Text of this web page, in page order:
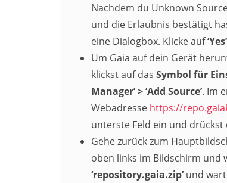
Nachdem du Unknown
und die Erlaubnis bestätigt
eine Dialogbox. Klicke auf‘Yes’
Um Gaia auf dein Gerät
klickst auf das Symbol für
Manager’ > ‘Add Source’. Im
Webadresse https://
unterste Feld ein und drückst
Gehe zurück zum
oben links im Bildschirm und
‘repository.gaia.zip’und